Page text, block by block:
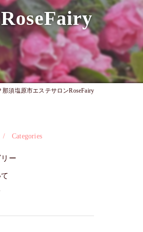
須塩原市エステサロンRoseFairy
Categories
ー